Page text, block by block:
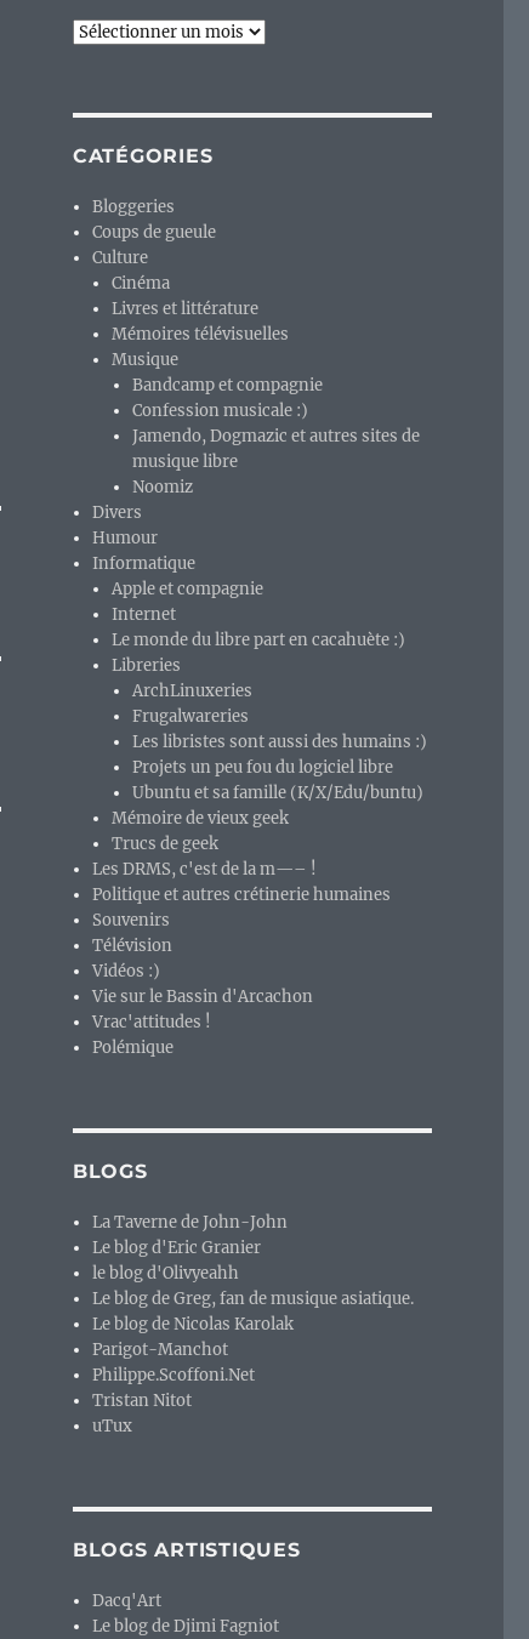
Archives
CATÉGORIES
Bloggeries
Coups de gueule
Culture
Cinéma
Livres et littérature
Mémoires télévisuelles
Musique
Bandcamp et compagnie
Confession musicale :)
Jamendo, Dogmazic et autres sites de
musique libre
Noomiz
Divers
Humour
Informatique
Apple et compagnie
Internet
Le monde du libre part en cacahuète :)
Libreries
ArchLinuxeries
Frugalwareries
Les libristes sont aussi des humains :)
Projets un peu fou du logiciel libre
Ubuntu et sa famille (K/X/Edu/buntu)
Mémoire de vieux geek
Trucs de geek
Les DRMS, c'est de la m—– !
Politique et autres crétinerie humaines
Souvenirs
Télévision
Vidéos :)
Vie sur le Bassin d'Arcachon
Vrac'attitudes !
Polémique
BLOGS
La Taverne de John-John
Le blog d'Eric Granier
le blog d'Olivyeahh
Le blog de Greg, fan de musique asiatique.
Le blog de Nicolas Karolak
Parigot-Manchot
Philippe.Scoffoni.Net
Tristan Nitot
uTux
BLOGS ARTISTIQUES
Dacq'Art
Le blog de Djimi Fagniot